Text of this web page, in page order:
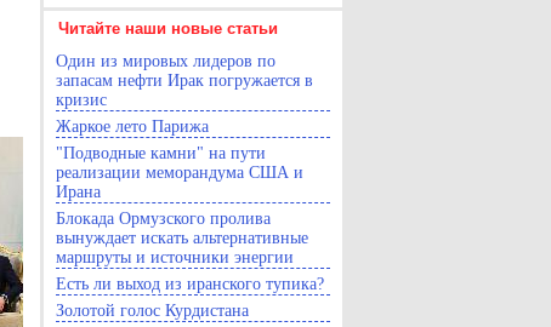
Читайте наши новые статьи
Один из мировых лидеров по
запасам нефти Ирак погружается в
кризис
Жаркое лето Парижа
"Подводные камни" на пути
реализации меморандума США и
Ирана
Блокада Ормузского пролива
вынуждает искать альтернативные
маршруты и источники энергии
Есть ли выход из иранского тупика?
Золотой голос Курдистана